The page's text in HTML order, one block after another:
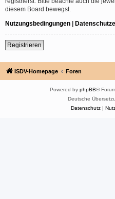
diesem Board bewegst.
Nutzungsbedingungen |
Registrieren
ISDV-Homepage Foren
Powered by phpBB®
Deutsche
Datenschutz|